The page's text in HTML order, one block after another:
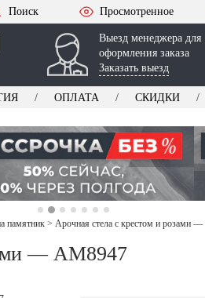
Поиск Просмотренное
Выезд менеджера для
оформления заказа
Заказать выезд
ОПЛАТА СКИДКИ
памятник > Арочная стела с крестом и розами
— AM8947